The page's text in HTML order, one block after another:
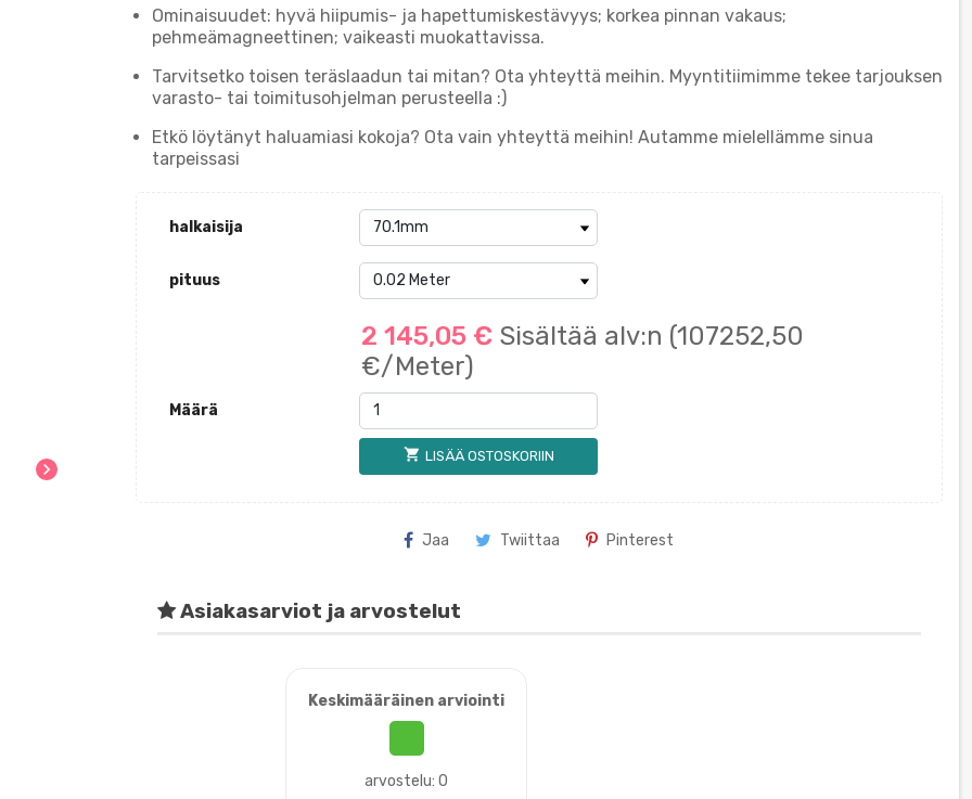
chevron_right
Ominaisuudet: hyvä hiipumis- ja hapettumiskestävyys; korkea pinnan vakaus;
pehmeämagneettinen; vaikeasti muokattavissa.
Tarvitsetko toisen teräslaadun tai mitan? Ota yhteyttä meihin. Myyntitiimimme tekee tarjouksen
varasto- tai toimitusohjelman perusteella :)
Etkö löytänyt haluamiasi kokoja? Ota vain yhteyttä meihin! Autamme mielellämme sinua
tarpeissasi
halkaisija
pituus
2 145,05 € Sisältää alv:n (107252,50
€/Meter)
Määrä
shopping_cart LISÄÄ OSTOSKORIIN
Jaa Twiittaa Pinterest
Asiakasarviot ja arvostelut
Keskimääräinen arviointi
arvostelu: 0